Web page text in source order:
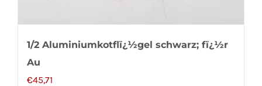
1/2 Aluminiumkotflï¿½gel schwarz; fï¿½r
Au
€45,71